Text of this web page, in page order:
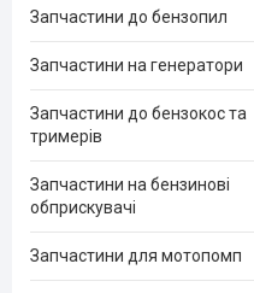
Запчастини до бензопил
Запчастини на генератори
Запчастини до бензокос та
тримерів
Запчастини на бензинові
обприскувачі
Запчастини для мотопомп